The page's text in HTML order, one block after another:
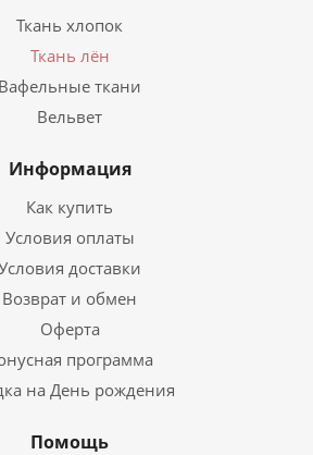
Ткань хлопок
Ткань лён
Вафельные ткани
Вельвет
Информация
Как купить
Условия оплаты
доставки
Возврат и обмен
Оферта
программа
на День рождения
Помощь